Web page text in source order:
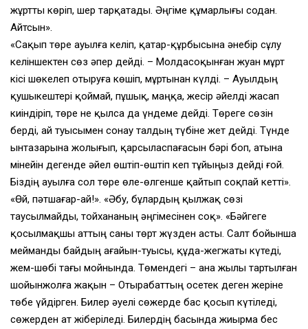
жұртты көріп, шер тарқатады. Әңгіме құмарлығы содан.
Айтсын».
«Сақып төре ауылға келіп, қатар-құрбысына әнебір сұлу
келіншектен сөз әпер дейді. – Молдасоқынған жуан мұрт
кісі шөкелеп отыруға көшіп, мұртынан күлді. – Ауылдың
қушыкештері қоймай, пұшық, маңқа, жесір әйелді жасап
киіндіріп, төре не қылса да үндеме дейді. Төреге сөзін
берді, ай туысымен сонау талдың түбіне жет дейді. Түнде
ынтазарына жолығып, қарсыласпағасын бәрі боп, атына
мінейін дегенде әйел өштіп-өштіп кеп тұйыңыз дейді ғой.
Біздің ауылға сол төре өле-өлгенше қайтып соқпай кетті».
«Өй, пәтшағар-ай!». «Әбу, бұлардың қылжақ сөзі
таусылмайды, тойхананың әңгімесінен соқ». «Бәйгеге
қосылмақшы аттың саны төрт жүзден асты. Салт бойынша
мейманды байдың ағайын-туысы, құда-жегжаты күтеді,
жем-шөбі тағы мойнында. Төмендегі – ана жылы тартылған
шойынжолға жақын – Отырабаттың Қосетек деген жеріне
төбе үйдірген. Билер әуелі сөжерде бас қосып күтіледі,
сөжерден ат жіберіледі. Билердің басында жиырма бес